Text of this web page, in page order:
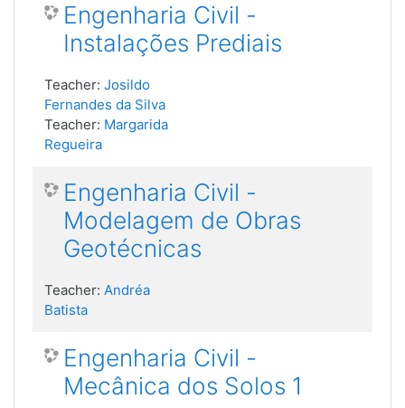
Engenharia Civil -
Instalações Prediais
Teacher: Josildo
Fernandes da Silva
Teacher: Margarida
Regueira
Engenharia Civil -
Modelagem de Obras
Geotécnicas
Teacher: Andréa
Batista
Engenharia Civil -
Mecânica dos Solos 1